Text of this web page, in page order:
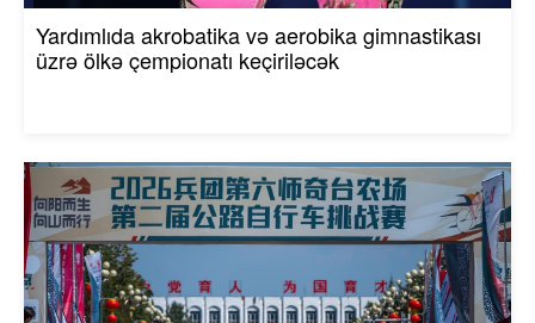
Yardımlıda akrobatika və aerobika gimnastikası
üzrə ölkə çempionatı keçiriləcək